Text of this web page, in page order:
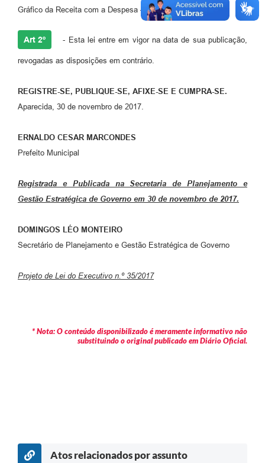
Gráfico da Receita com a Despesa – pag. 1-1.
Art 2º - Esta lei entre em vigor na data de sua publicação,
revogadas as disposições em contrário.
REGISTRE-SE, PUBLIQUE-SE, AFIXE-SE E CUMPRA-SE.
Aparecida, 30 de novembro de 2017.
ERNALDO CESAR MARCONDES
Prefeito Municipal
Registrada e Publicada na Secretaria de Planejamento e
Gestão Estratégica de Governo em 30 de novembro de 2017.
DOMINGOS LÉO MONTEIRO
Secretário de Planejamento e Gestão Estratégica de Governo
Projeto de Lei do Executivo n.º 35/2017
* Nota: O conteúdo disponibilizado é meramente informativo não
substituindo o original publicado em Diário Oficial.
Atos relacionados por assunto